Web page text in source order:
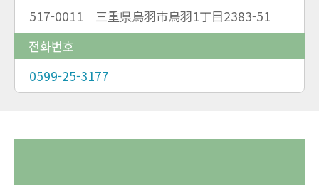
517-0011 三重県鳥羽市鳥羽1丁目2383-51
전화번호
0599-25-3177